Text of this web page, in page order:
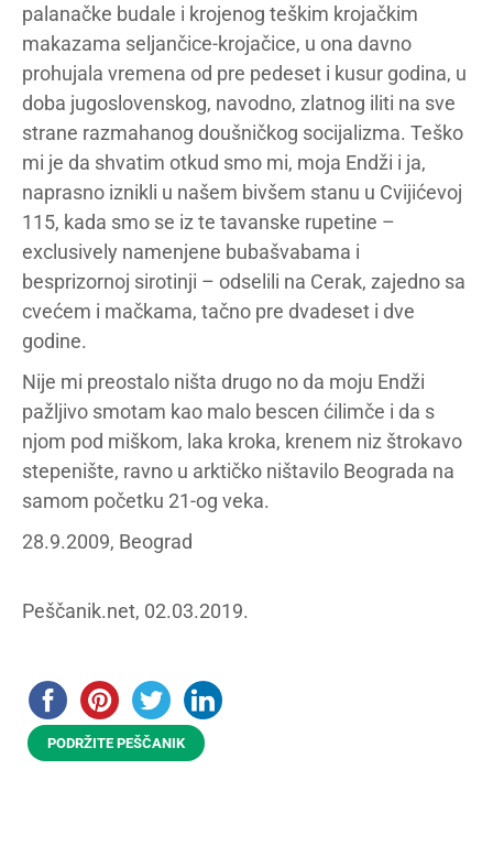
palanačke budale i krojenog teškim krojačkim
makazama seljančice-krojačice, u ona davno
prohujala vremena od pre pedeset i kusur godina, u
doba jugoslovenskog, navodno, zlatnog iliti na sve
strane razmahanog doušničkog socijalizma. Teško
mi je da shvatim otkud smo mi, moja Endži i ja,
naprasno iznikli u našem bivšem stanu u Cvijićevoj
115, kada smo se iz te tavanske rupetine –
exclusively namenjene bubašvabama i
besprizornoj sirotinji – odselili na Cerak, zajedno sa
cvećem i mačkama, tačno pre dvadeset i dve
godine.
Nije mi preostalo ništa drugo no da moju Endži
pažljivo smotam kao malo bescen ćilimče i da s
njom pod miškom, laka kroka, krenem niz štrokavo
stepenište, ravno u arktičko ništavilo Beograda na
samom početku 21-og veka.
28.9.2009, Beograd
Peščanik.net, 02.03.2019.
PODRŽITE PEŠČANIK